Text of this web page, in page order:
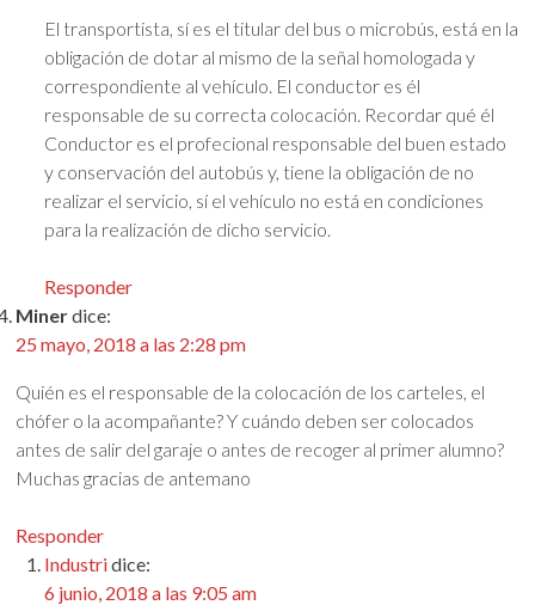
El transportista, sí es el titular del bus o microbús, está en la
obligación de dotar al mismo de la señal homologada y
correspondiente al vehículo. El conductor es él
responsable de su correcta colocación. Recordar qué él
Conductor es el profecional responsable del buen estado
y conservación del autobús y, tiene la obligación de no
realizar el servicio, sí el vehículo no está en condiciones
para la realización de dicho servicio.
Responder
Minerdice:
25 mayo, 2018 a las 2:28 pm
Quién es el responsable de la colocación de los carteles, el
chófer o la acompañante? Y cuándo deben ser colocados
antes de salir del garaje o antes de recoger al primer alumno?
Muchas gracias de antemano
Responder
Industridice:
6 junio, 2018 a las 9:05 am